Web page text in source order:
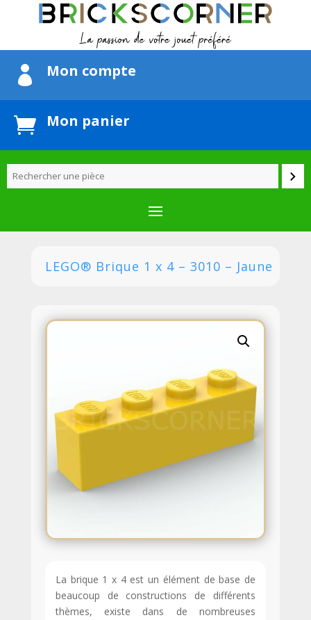
 Mon compte
 Mon panier
LEGO® Brique 1 x 4 – 3010 – Jaune
La brique 1 x 4 est un élément de base de
beaucoup de constructions de différents
thèmes, existe dans de nombreuses